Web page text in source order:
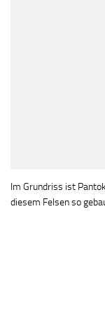
Im Grundriss ist
diesem Felsen so